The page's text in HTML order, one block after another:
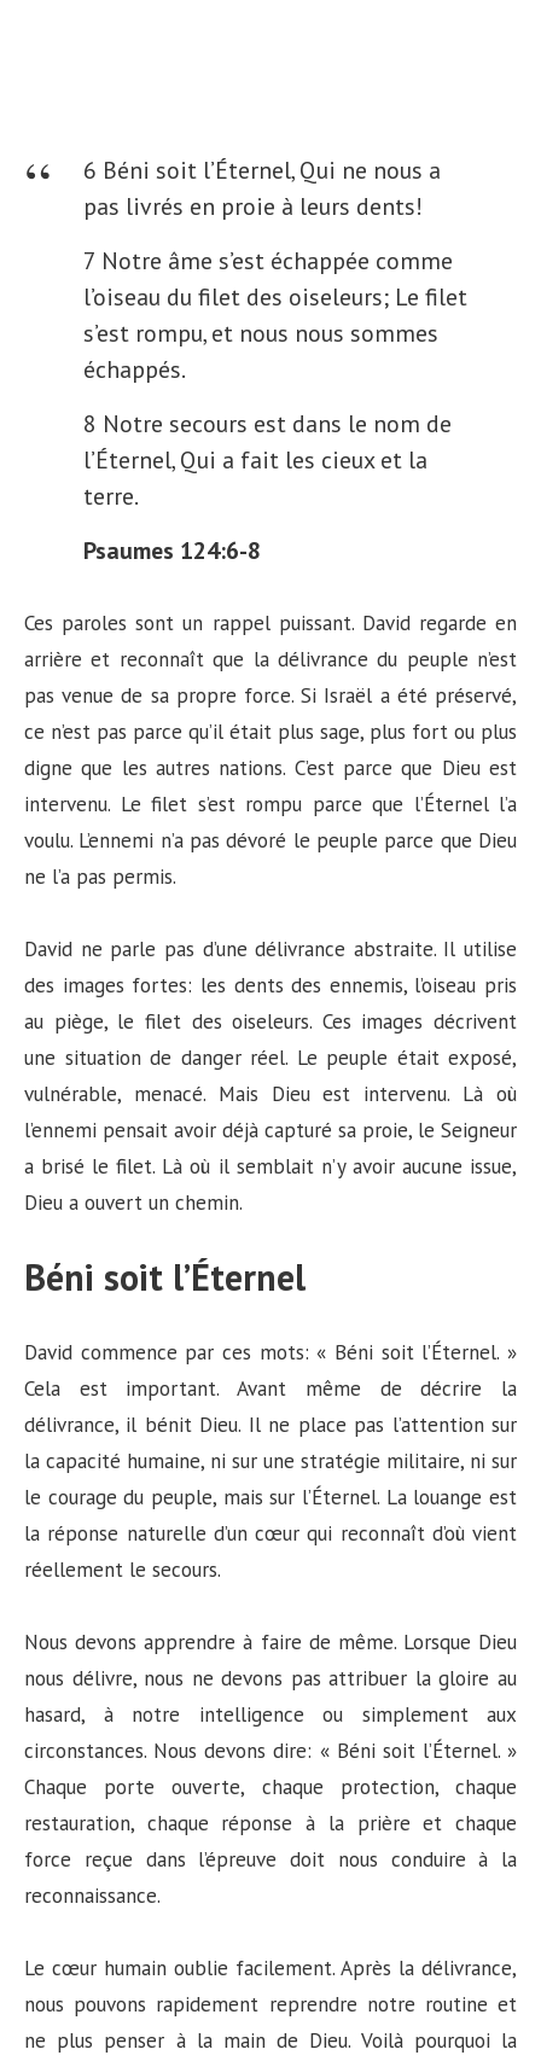
6 Béni soit l’Éternel, Qui ne nous a
pas livrés en proie à leurs dents!
7 Notre âme s’est échappée comme
l’oiseau du filet des oiseleurs; Le filet
s’est rompu, et nous nous sommes
échappés.
8 Notre secours est dans le nom de
l’Éternel, Qui a fait les cieux et la
terre.
Psaumes 124:6-8
Ces paroles sont un rappel puissant. David regarde en
arrière et reconnaît que la délivrance du peuple n’est
pas venue de sa propre force. Si Israël a été préservé,
ce n’est pas parce qu’il était plus sage, plus fort ou plus
digne que les autres nations. C’est parce que Dieu est
intervenu. Le filet s’est rompu parce que l’Éternel l’a
voulu. L’ennemi n’a pas dévoré le peuple parce que Dieu
ne l’a pas permis.
David ne parle pas d’une délivrance abstraite. Il utilise
des images fortes: les dents des ennemis, l’oiseau pris
au piège, le filet des oiseleurs. Ces images décrivent
une situation de danger réel. Le peuple était exposé,
vulnérable, menacé. Mais Dieu est intervenu. Là où
l’ennemi pensait avoir déjà capturé sa proie, le Seigneur
a brisé le filet. Là où il semblait n’y avoir aucune issue,
Dieu a ouvert un chemin.
Béni soit l’Éternel
David commence par ces mots: « Béni soit l’Éternel. »
Cela est important. Avant même de décrire la
délivrance, il bénit Dieu. Il ne place pas l’attention sur
la capacité humaine, ni sur une stratégie militaire, ni sur
le courage du peuple, mais sur l’Éternel. La louange est
la réponse naturelle d’un cœur qui reconnaît d’où vient
réellement le secours.
Nous devons apprendre à faire de même. Lorsque Dieu
nous délivre, nous ne devons pas attribuer la gloire au
hasard, à notre intelligence ou simplement aux
circonstances. Nous devons dire: « Béni soit l’Éternel. »
Chaque porte ouverte, chaque protection, chaque
restauration, chaque réponse à la prière et chaque
force reçue dans l’épreuve doit nous conduire à la
reconnaissance.
Le cœur humain oublie facilement. Après la délivrance,
nous pouvons rapidement reprendre notre routine et
ne plus penser à la main de Dieu. Voilà pourquoi la